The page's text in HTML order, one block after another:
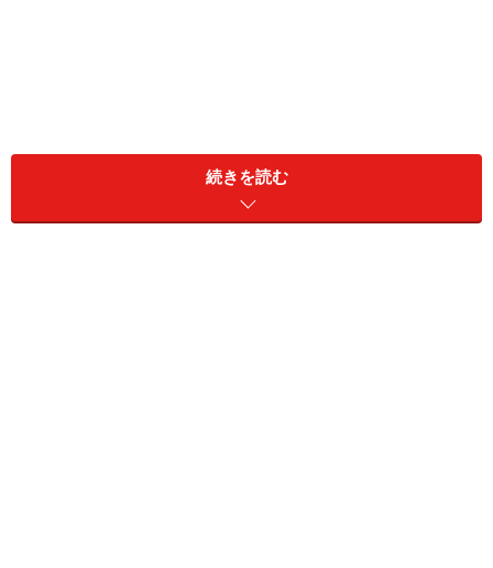
伝えしようと思います。ただし、今回の記事は特に、読
んで理解しただけでは何の意味もありません。ぜひプレ
続きを読む